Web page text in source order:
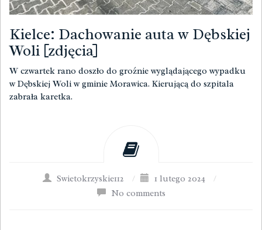
Kielce: Dachowanie auta w Dębskiej
Woli [zdjęcia]
W czwartek rano doszło do groźnie wyglądającego wypadku
w Dębskiej Woli w gminie Morawica. Kierującą do szpitala
zabrała karetka.
Swietokrzyskie112 / 1 lutego 2024
/
No comments